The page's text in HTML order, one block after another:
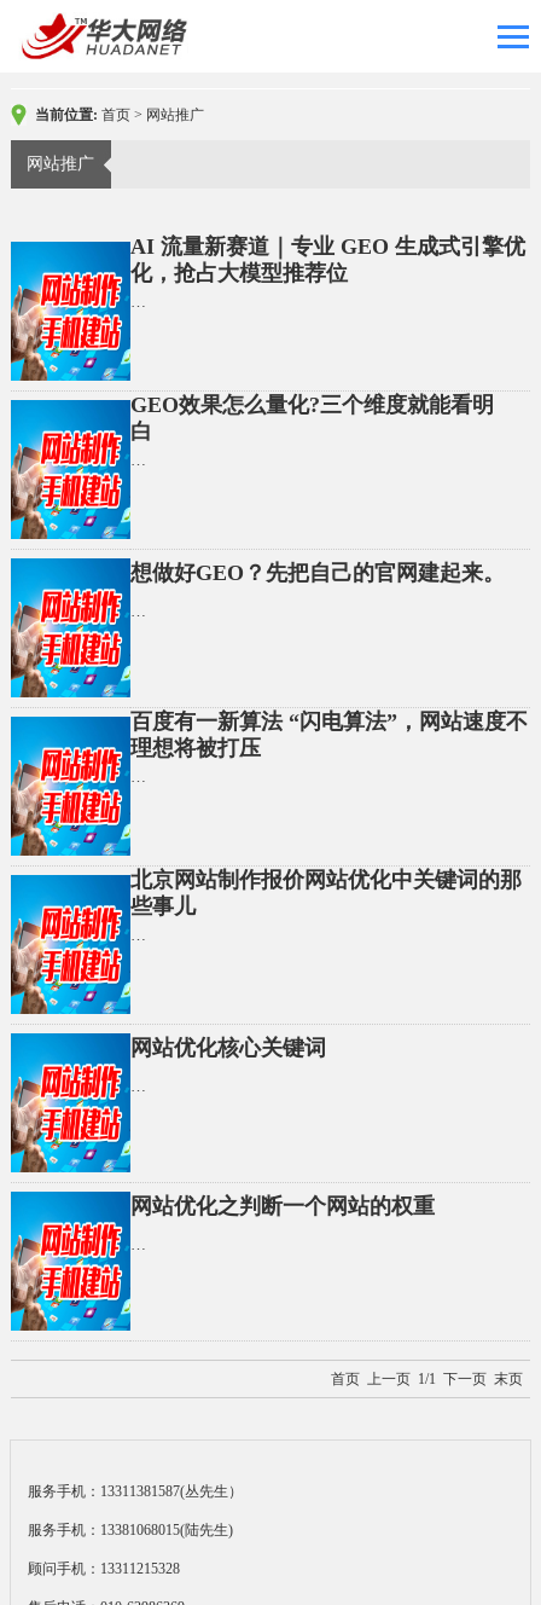
当前位置: 首页> 网站推广
网站推广
AI 流量新赛道｜专业 GEO 生成式引擎优
化，抢占大模型推荐位
…
GEO效果怎么量化?三个维度就能看明
白
…
想做好GEO？先把自己的官网建起来。
…
百度有一新算法 “闪电算法”，网站速度不
理想将被打压
…
北京网站制作报价网站优化中关键词的那
些事儿
…
网站优化核心关键词
…
网站优化之判断一个网站的权重
…
首页 上一页 1/1 下一页末页
服务手机：13311381587(丛先生）
服务手机：13381068015(陆先生)
顾问手机：13311215328